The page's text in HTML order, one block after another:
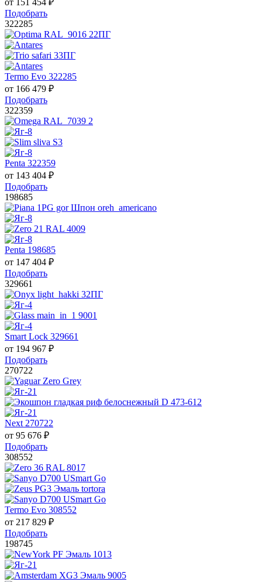
Подобрать
322285
Termo Evo 322285
от 166 479 ₽
Подобрать
322359
Penta 322359
от 143 404 ₽
Подобрать
198685
Penta 198685
от 147 404 ₽
Подобрать
329661
Smart Lock 329661
от 194 967 ₽
Подобрать
270722
Next 270722
от 95 676 ₽
Подобрать
308552
Termo Evo 308552
от 217 829 ₽
Подобрать
198745